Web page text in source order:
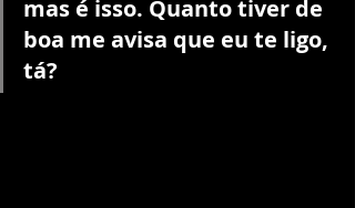
mas é isso. Quanto tiver de
boa me avisa que eu te ligo,
tá?